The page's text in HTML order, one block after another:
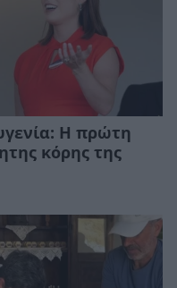
Η πρώτη
κόρης της